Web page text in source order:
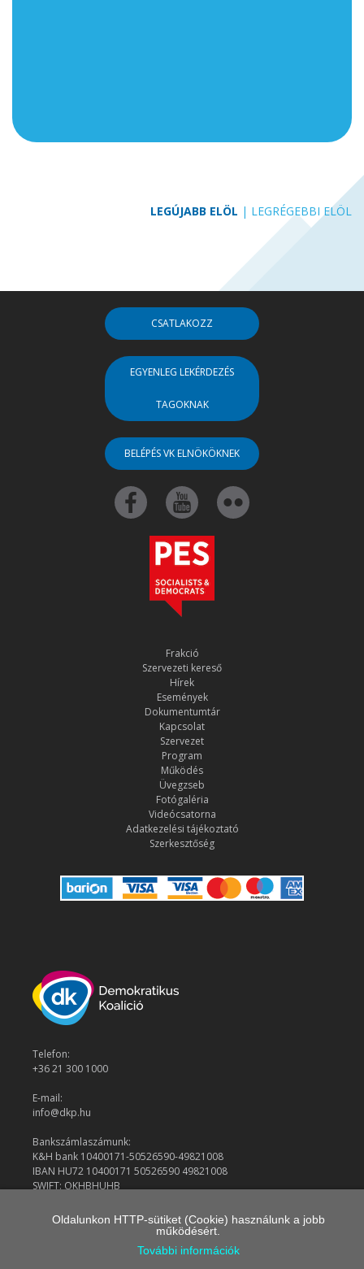
LEGÚJABB ELÖL | LEGRÉGEBBI ELÖL
CSATLAKOZZ
EGYENLEG LEKÉRDEZÉS
TAGOKNAK
BELÉPÉS VK ELNÖKÖKNEK
Frakció
Szervezeti kereső
Hírek
Események
Dokumentumtár
Kapcsolat
Szervezet
Program
Működés
Üvegzseb
Fotógaléria
Videócsatorna
Adatkezelési tájékoztató
Szerkesztőség
Telefon:
+36 21 300 1000
E-mail:
info@dkp.hu
Bankszámlaszámunk:
K&H bank 10400171-50526590-49821008
IBAN HU72 10400171 50526590 49821008
SWIFT: OKHBHUHB
© 2026 Demokratikus Koalíció
Oldalunkon HTTP-sütiket (Cookie) használunk a jobb
működésért.
További információk